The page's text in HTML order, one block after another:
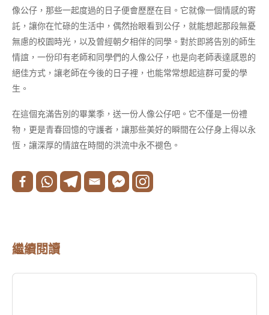
像公仔，那些一起度過的日子便會歷歷在目。它就像一個情感的寄
託，讓你在忙碌的生活中，偶然抬眼看到公仔，就能想起那段無憂
無慮的校園時光，以及曾經朝夕相伴的同學。對於即將告別的師生
情誼，一份印有老師和同學們的人像公仔，也是向老師表達感恩的
絕佳方式，讓老師在今後的日子裡，也能常常想起這群可愛的學
生。
在這個充滿告別的畢業季，送一份人像公仔吧。它不僅是一份禮
物，更是青春回憶的守護者，讓那些美好的瞬間在公仔身上得以永
恆，讓深厚的情誼在時間的洪流中永不褪色。
繼續閱讀